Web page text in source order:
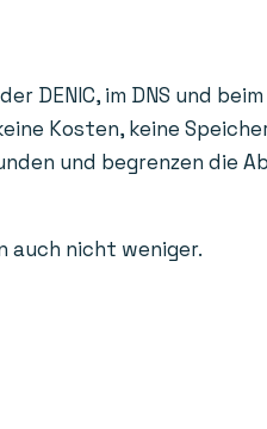
DENIC, im DNS und
Kosten, keine
und begrenzen die
auch nicht weniger.